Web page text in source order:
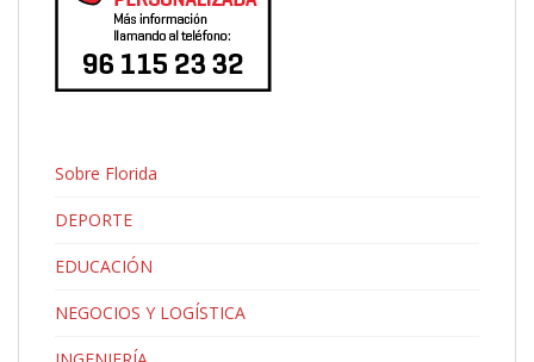
Sobre Florida
DEPORTE
EDUCACIÓN
NEGOCIOS Y LOGÍSTICA